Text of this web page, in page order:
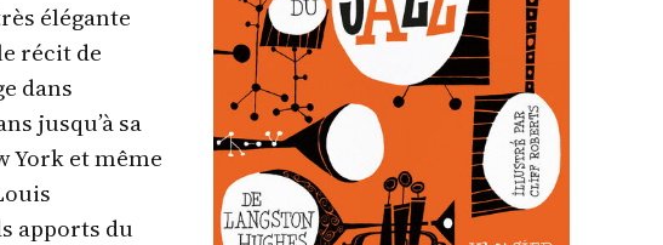
élégante
récit de
dans
jusqu’à sa
York et même
apports du